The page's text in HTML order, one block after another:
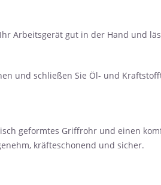
Ihr Arbeitsgerät gut in der Hand und
und schließen Sie Öl- und
geformtes Griffrohr und einen
kräfteschonend und sicher.